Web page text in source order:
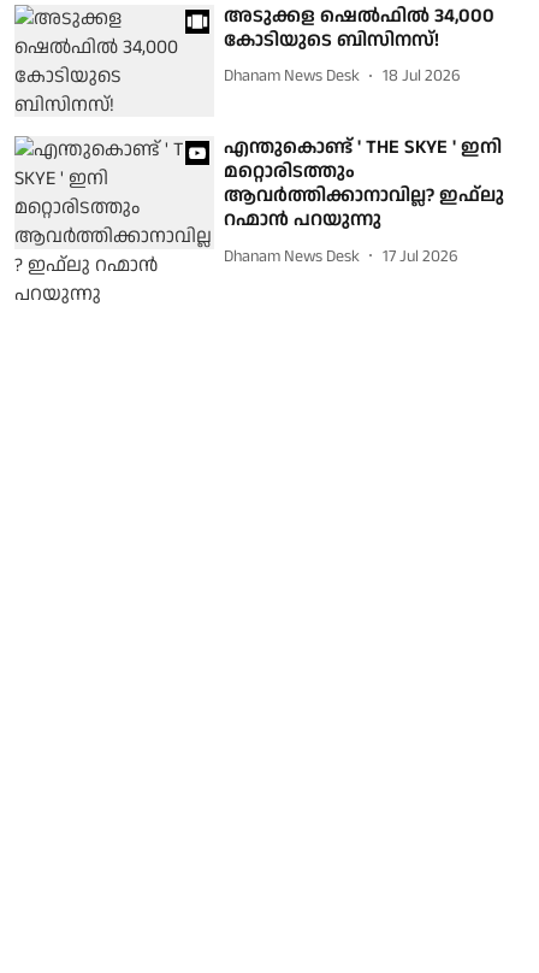
അടുക്കള ഷെല്‍ഫില്‍ 34,000
കോടിയുടെ ബിസിനസ്!
Dhanam News Desk 18 Jul 2026
എന്തുകൊണ്ട് ' THE SKYE ' ഇനി
മറ്റൊരിടത്തും
ആവർത്തിക്കാനാവില്ല? ഇഫ്‌ലു
റഹ്മാൻ പറയുന്നു
Dhanam News Desk 17 Jul 2026